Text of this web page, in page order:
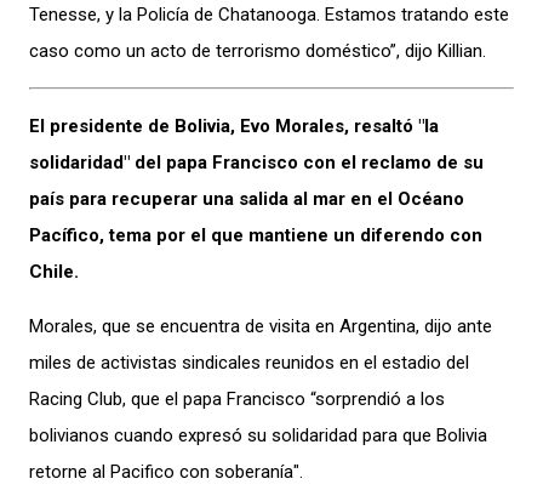
Tenesse, y la Policía de Chatanooga. Estamos tratando este
caso como un acto de terrorismo doméstico”, dijo Killian.
El presidente de Bolivia, Evo Morales, resaltó "la
solidaridad" del papa Francisco con el reclamo de su
país para recuperar una salida al mar en el Océano
Pacífico, tema por el que mantiene un diferendo con
Chile.
Morales, que se encuentra de visita en Argentina, dijo ante
miles de activistas sindicales reunidos en el estadio del
Racing Club, que el papa Francisco “sorprendió a los
bolivianos cuando expresó su solidaridad para que Bolivia
retorne al Pacifico con soberanía".